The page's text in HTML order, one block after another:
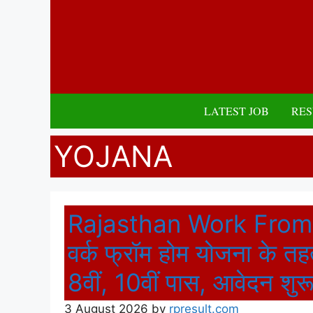
LATEST JOB
YOJANA
Rajasthan Work
वर्क फ्रॉम होम योजना के
8वीं, 10वीं पास, आवेदन
3 August 2026 by rpresult.com